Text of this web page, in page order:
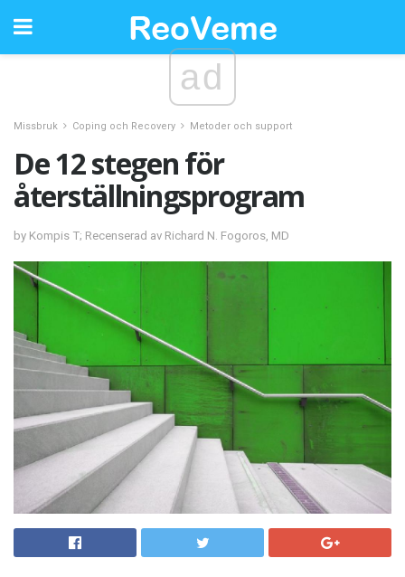
ad
Missbruk Coping och Recovery Metoder och support
De 12 stegen för
återställningsprogram
by Kompis T; Recenserad av Richard N. Fogoros, MD